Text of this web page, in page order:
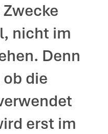
nicht im
Denn
ob die
erst im